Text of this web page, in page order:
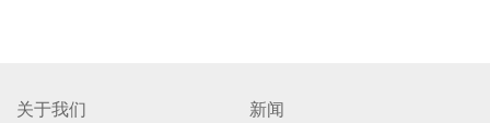
关于我们 新闻